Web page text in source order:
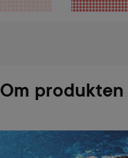
Om produkten